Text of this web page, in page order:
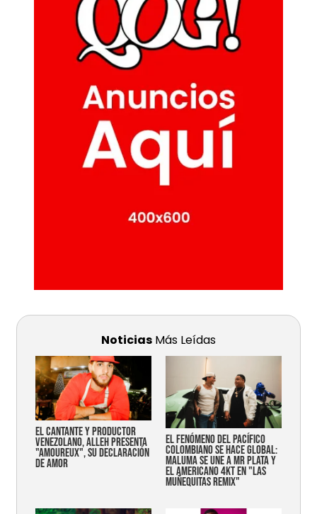
Noticias Más Leídas
EL CANTANTE Y PRODUCTOR
VENEZOLANO, ALLEH PRESENTA
"AMOUREUX", SU DECLARACIÓN
DE AMOR
EL FENÓMENO DEL PACÍFICO
COLOMBIANO SE HACE GLOBAL:
MALUMA SE UNE A MR PLATA Y
EL AMERICANO 4KT EN "LAS
MUÑEQUITAS REMIX"